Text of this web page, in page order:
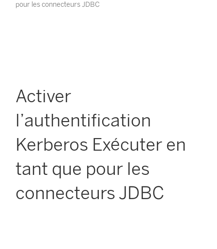
pour les connecteurs JDBC
Activer
l’authentification
Kerberos Exécuter en
tant que pour les
connecteurs JDBC